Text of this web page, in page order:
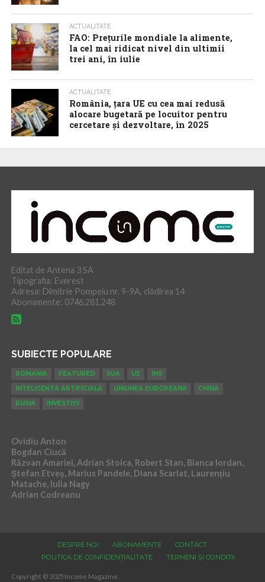
ACTUALITATE
FAO: Prețurile mondiale la alimente,
la cel mai ridicat nivel din ultimii
trei ani, în iulie
ACTUALITATE
România, țara UE cu cea mai redusă
alocare bugetară pe locuitor pentru
cercetare și dezvoltare, în 2025
Editat de Antena 3 SA
Tipografia: Everest
Adresa: Dimitrie Pompeiu nr. 9-9A, clădirea 14
Abonamente: 0746.281.248
SUBIECTE POPULARE
ROMANIA FEATURED SUA UE
INS
INTELIGENTA ARTIFICIALA
UNIUNEA EUROPEANA
CHINA
RUSIA
INVESTIȚII
Ovidiu Anton
Bogdan Ciucă
Răzvan Amariei, Adrian Stoica, Robert Stan, Bianca Iordan,
Ștefan Etveș, Marius Pandele, Diana Scarlat, Laurențiu
Matache, Iulia Nagy
Adrian Codreanu
DESPRE NOI ABONAMENTE
CONTACT
POLITICA DE CONFIDENȚIALITATE
TERMENI ȘI CONDIȚII
Copyright © 2025 Income Magazine.